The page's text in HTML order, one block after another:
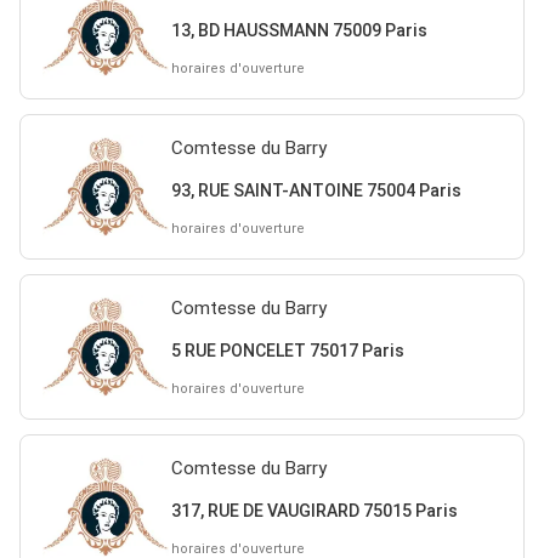
13, BD HAUSSMANN 75009 Paris
horaires d'ouverture
Comtesse du Barry
93, RUE SAINT-ANTOINE 75004 Paris
horaires d'ouverture
Comtesse du Barry
5 RUE PONCELET 75017 Paris
horaires d'ouverture
Comtesse du Barry
317, RUE DE VAUGIRARD 75015 Paris
horaires d'ouverture